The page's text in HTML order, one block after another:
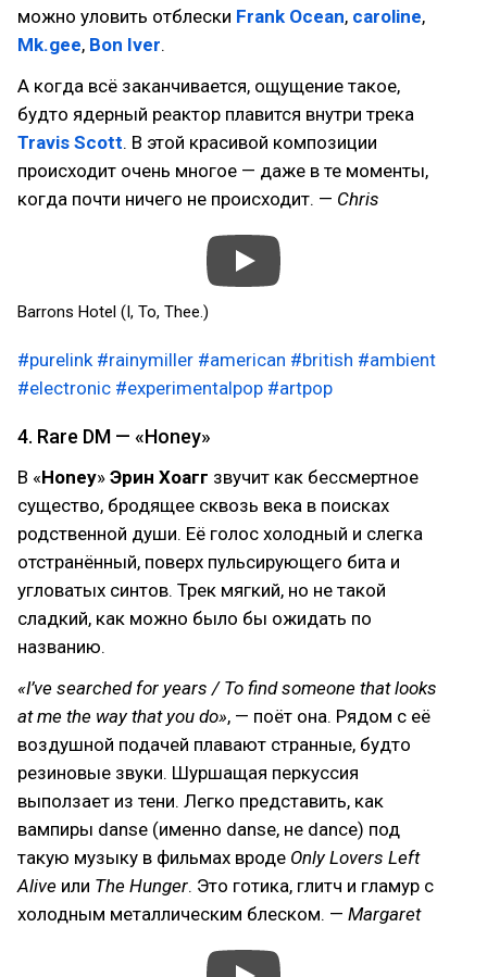
можно уловить отблески Frank Ocean, caroline,
Mk.gee, Bon Iver.
А когда всё заканчивается, ощущение такое,
будто ядерный реактор плавится внутри трека
Travis Scott. В этой красивой композиции
происходит очень многое — даже в те моменты,
когда почти ничего не происходит. — Chris
Barrons Hotel (I, To, Thee.)
#purelink #rainymiller #american #british #ambient
#electronic #experimentalpop #artpop
4. Rare DM — «Honey»
В «Honey» Эрин Хоагг звучит как бессмертное
существо, бродящее сквозь века в поисках
родственной души. Её голос холодный и слегка
отстранённый, поверх пульсирующего бита и
угловатых синтов. Трек мягкий, но не такой
сладкий, как можно было бы ожидать по
названию.
«I’ve searched for years / To find someone that looks
at me the way that you do», — поёт она. Рядом с её
воздушной подачей плавают странные, будто
резиновые звуки. Шуршащая перкуссия
выползает из тени. Легко представить, как
вампиры danse (именно danse, не dance) под
такую музыку в фильмах вроде Only Lovers Left
Alive или The Hunger. Это готика, глитч и гламур с
холодным металлическим блеском. — Margaret